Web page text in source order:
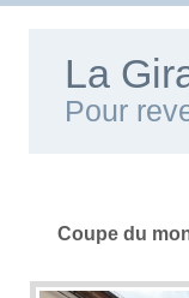
La
Pour
Coupe du